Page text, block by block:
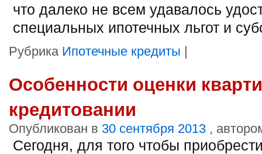
что далеко не всем удавалось
специальных ипотечных льгот и
Рубрика Ипотечные кредиты |
Особенности оценки
кредитовании
Опубликован в 30 сентября 2013 ,
Сегодня, для того чтобы